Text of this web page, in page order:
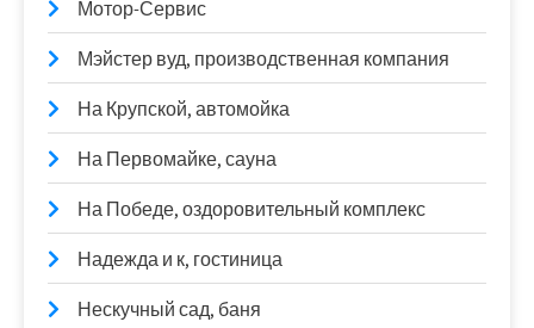
Мотор-Сервис
Мэйстер вуд, производственная компания
На Крупской, автомойка
На Первомайке, сауна
На Победе, оздоровительный комплекс
Надежда и к, гостиница
Нескучный сад, баня